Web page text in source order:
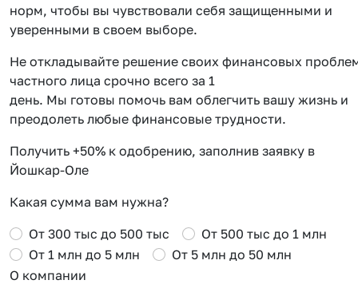
норм, чтобы вы чувствовали себя защищенными и
уверенными в своем выборе.
Не откладывайте решение своих финансовых
частного лица срочно всего за 1
день. Мы готовы помочь вам облегчить вашу жизнь и
преодолеть любые финансовые трудности.
Получить +50% к одобрению, заполнив заявку в
Йошкар-Оле
Какая сумма вам нужна?
От 300 тыс до 500 тыс
От 500 тыс до 1 млн
От 1 млн до 5 млн
От 5 млн до 50 млн
О компании